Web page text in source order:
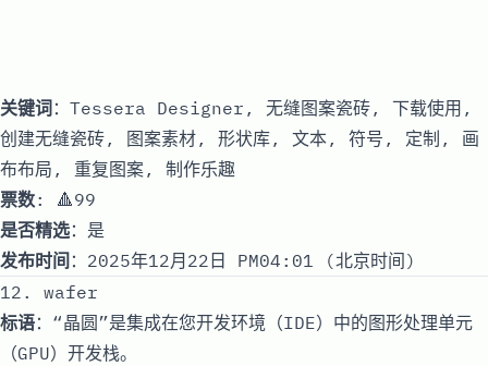
关键词 ：Tessera Designer, 无缝图案瓷砖, 下载使用,
创建无缝瓷砖, 图案素材, 形状库, 文本, 符号, 定制, 画
布布局, 重复图案, 制作乐趣
票数: 🔺99
是否精选：是
发布时间 ：2025年12月22日 PM04:01 (北京时间)
12. wafer
标语：“晶圆”是集成在您开发环境（IDE）中的图形处理单元
（GPU）开发栈。